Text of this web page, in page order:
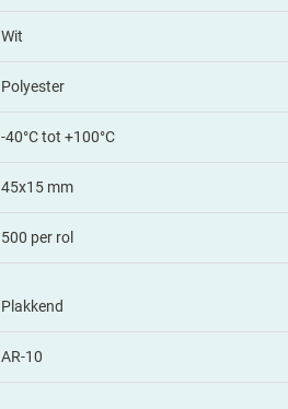
Wit
Polyester
-40°C tot +100°C
45x15 mm
500 per rol
Plakkend
AR-10